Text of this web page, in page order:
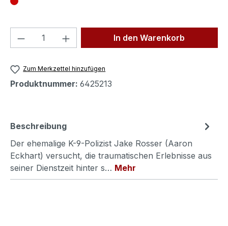
Produkt Anzahl: Gib denIn den Warenkorb
Zum Merkzettel hinzufügen
Produktnummer: 6425213
Beschreibung
Der ehemalige K-9-Polizist Jake Rosser (Aaron
Eckhart) versucht, die traumatischen Erlebnisse aus
seiner Dienstzeit hinter s… Mehr